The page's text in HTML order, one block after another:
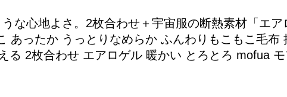
な心地よさ。2枚合わせ＋宇宙服の断熱素材「エ
あったか うっとりなめらか ふんわりもこもこ毛
る 2枚合わせ エアロゲル 暖かい とろとろ mofua